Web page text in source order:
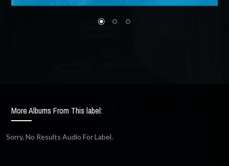
More Albums From This label:
Sorry, No Results Audio For Label.